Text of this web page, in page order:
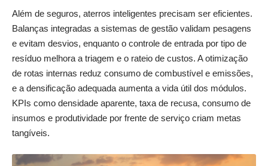
Além de seguros, aterros inteligentes precisam ser eficientes.
Balanças integradas a sistemas de gestão validam pesagens
e evitam desvios, enquanto o controle de entrada por tipo de
resíduo melhora a triagem e o rateio de custos. A otimização
de rotas internas reduz consumo de combustível e emissões,
e a densificação adequada aumenta a vida útil dos módulos.
KPIs como densidade aparente, taxa de recusa, consumo de
insumos e produtividade por frente de serviço criam metas
tangíveis.